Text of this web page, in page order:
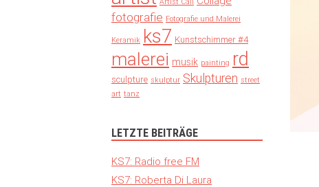
fotografie Fotografie und Malerei
Keramik ks7 Kunstschimmer #4
malerei musik painting rd
sculpture skulptur Skulpturen street
art tanz
LETZTE BEITRÄGE
KS7: Radio free FM
KS7: Roberta Di Laura